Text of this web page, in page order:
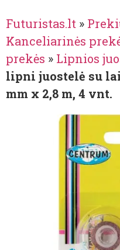
Futuristas.lt »
Kanceliarinės
prekės » Lipnios
lipni juostelė su
mm x 2,8 m, 4 vnt.